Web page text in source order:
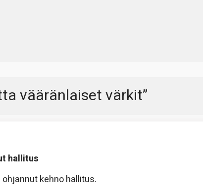
vääränlaiset värkit”
hallitus
kehno hallitus.